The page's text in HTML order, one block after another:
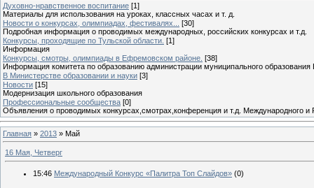
Духовно-нравственное воспитание [1]
Материалы для использования на уроках, классных часах и т. д.
Новости о конкурсах, олимпиадах, фестивалях...
[30]
Подробная информация о проводимых международных, российских конкурсах и т.д.
Конкурсы, проходящие по Тульской области. [1]
Информация
Конкурсы, смотры, олимпиады в Ефремовском районе. [38]
Информация комитета по образованию администрации муниципального
В Министерстве образовании и науки [3]
Новости [15]
Модернизация школьного образования
Профессиональные сообщества [0]
Объявления о проводимых конкурсах,смотрах,конференция и т.д. Международного и
Главная » 2013 » Май
16 Мая, Четверг
15:46 Международный Конкурс «Палитра Топ Слайдов» (0)